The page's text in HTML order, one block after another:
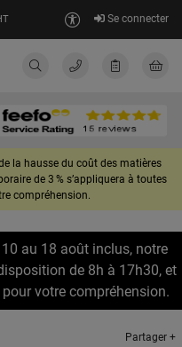
Se connecter
la hausse du coût des matières
de 3 % s’appliquera à toutes
compréhension.
au 18 août inclus, notre
de 8h à 17h30, et
votre compréhension.
Partager +